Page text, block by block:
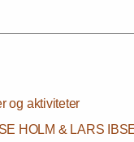
og aktiviteter
HOLM & LARS